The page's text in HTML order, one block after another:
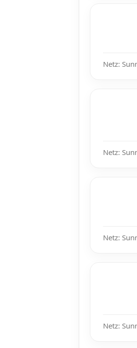
Netz:
Netz:
Netz:
Netz: